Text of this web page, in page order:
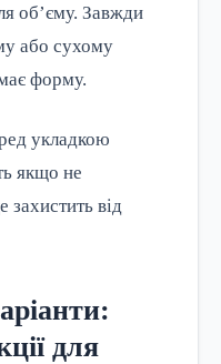
об’єму. Завжди
або сухому
форму.
укладкою
якщо не
захистить від
для